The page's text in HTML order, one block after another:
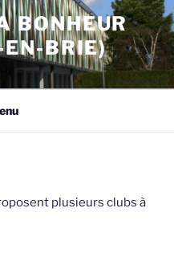
BONHEUR
EN-BRIE)
plusieurs clubs à